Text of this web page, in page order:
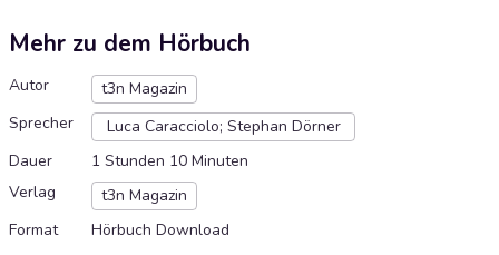
Mehr zu dem Hörbuch
Autor
t3n Magazin
Sprecher
Luca Caracciolo; Stephan Dörner
Dauer
1 Stunden 10 Minuten
Verlag
t3n Magazin
Format
Hörbuch Download